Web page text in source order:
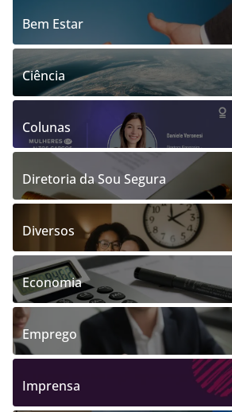
Bem Estar
Ciência
Colunas
Diretoria da Sou Segura
Diversos
Economia
Emprego
Imprensa